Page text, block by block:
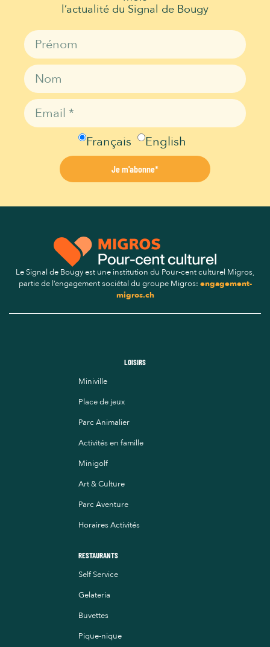
l’actualité du Signal de Bougy
Français English
Je m'abonne*
Le Signal de Bougy est une institution du Pour-cent culturel Migros,
partie de l’engagement sociétal du groupe Migros: engagement-
migros.ch
LOISIRS
Miniville
Place de jeux
Parc Animalier
Activités en famille
Minigolf
Art & Culture
Parc Aventure
Horaires Activités
RESTAURANTS
Self Service
Gelateria
Buvettes
Pique-nique